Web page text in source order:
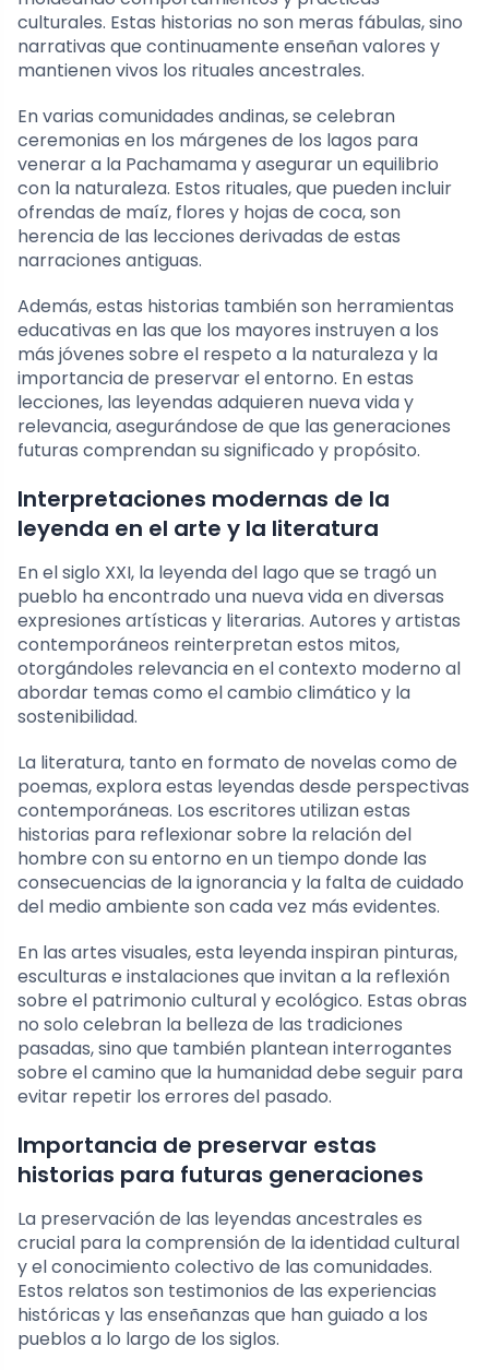
culturales. Estas historias no son meras fábulas, sino
narrativas que continuamente enseñan valores y
mantienen vivos los rituales ancestrales.
En varias comunidades andinas, se celebran
ceremonias en los márgenes de los lagos para
venerar a la Pachamama y asegurar un equilibrio
con la naturaleza. Estos rituales, que pueden incluir
ofrendas de maíz, flores y hojas de coca, son
herencia de las lecciones derivadas de estas
narraciones antiguas.
Además, estas historias también son herramientas
educativas en las que los mayores instruyen a los
más jóvenes sobre el respeto a la naturaleza y la
importancia de preservar el entorno. En estas
lecciones, las leyendas adquieren nueva vida y
relevancia, asegurándose de que las generaciones
futuras comprendan su significado y propósito.
Interpretaciones modernas de la
leyenda en el arte y la literatura
En el siglo XXI, la leyenda del lago que se tragó un
pueblo ha encontrado una nueva vida en diversas
expresiones artísticas y literarias. Autores y artistas
contemporáneos reinterpretan estos mitos,
otorgándoles relevancia en el contexto moderno al
abordar temas como el cambio climático y la
sostenibilidad.
La literatura, tanto en formato de novelas como de
poemas, explora estas leyendas desde perspectivas
contemporáneas. Los escritores utilizan estas
historias para reflexionar sobre la relación del
hombre con su entorno en un tiempo donde las
consecuencias de la ignorancia y la falta de cuidado
del medio ambiente son cada vez más evidentes.
En las artes visuales, esta leyenda inspiran pinturas,
esculturas e instalaciones que invitan a la reflexión
sobre el patrimonio cultural y ecológico. Estas obras
no solo celebran la belleza de las tradiciones
pasadas, sino que también plantean interrogantes
sobre el camino que la humanidad debe seguir para
evitar repetir los errores del pasado.
Importancia de preservar estas
historias para futuras generaciones
La preservación de las leyendas ancestrales es
crucial para la comprensión de la identidad cultural
y el conocimiento colectivo de las comunidades.
Estos relatos son testimonios de las experiencias
históricas y las enseñanzas que han guiado a los
pueblos a lo largo de los siglos.